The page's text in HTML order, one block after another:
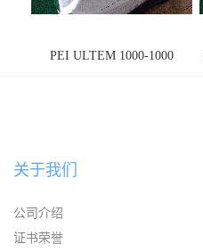
PEI ULTEM 1000-1000
关于我们
公司介绍
证书荣誉